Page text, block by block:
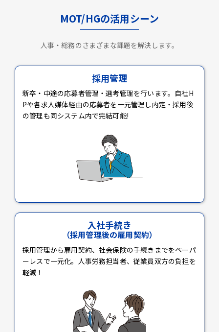
MOT/HGの活用シーン
人事・総務のさまざまな課題を解決します。
採用管理
新卒・中途の応募者管理・選考管理を行います。自社H
Pや各求人媒体経由の応募者を一元管理し内定・採用後
の管理も同システム内で完結可能!
入社手続き
（採用管理後の雇用契約）
採用管理から雇用契約、社会保険の手続きまでをペーパ
ーレスで一元化。人事労務担当者、従業員双方の負担を
軽減！